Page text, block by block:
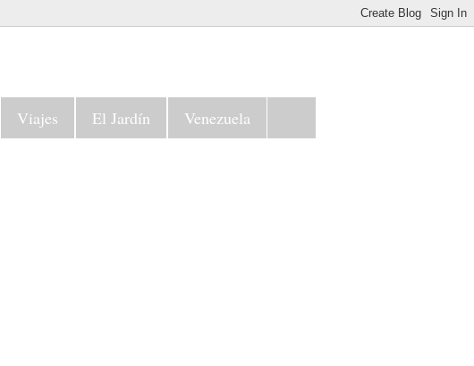
Viajes El Jardín Venezuela